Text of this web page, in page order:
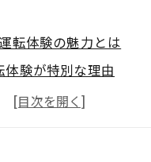
転体験の魅力とは
験が特別な理由
！運転レッスンの内容